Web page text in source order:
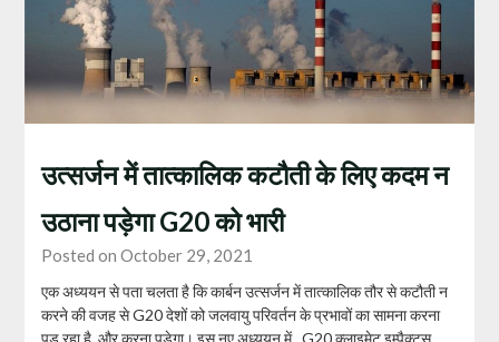
उत्सर्जन में तात्कालिक कटौती के लिए कदम न
उठाना पड़ेगा G20 को भारी
Posted on October 29, 2021
एक अध्ययन से पता चलता है कि कार्बन उत्सर्जन में तात्कालिक तौर से कटौती न
करने की वजह से G20 देशों को जलवायु परिवर्तन के प्रभावों का सामना करना
पड़ रहा है, और करना पड़ेगा। इस नए अध्ययन में , G20 क्लाइमेट इम्पैक्ट्स